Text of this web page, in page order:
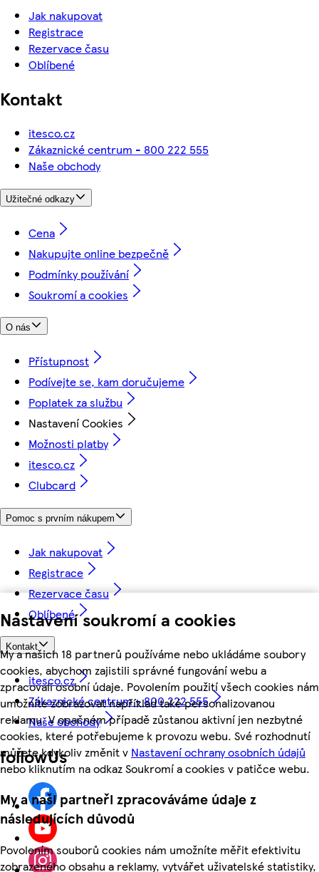
Nastavení soukromí a cookies
My a našich 18 partnerů používáme nebo ukládáme soubory
cookies, abychom zajistili správné fungování webu a
zpracovali osobní údaje. Povolením použití všech cookies nám
umožníte zobrazovat například také personalizovanou
reklamu. V opačném případě zůstanou aktivní jen nezbytné
cookies, které potřebujeme k provozu webu. Své rozhodnutí
můžete kdykoliv změnit v Nastavení ochrany osobních údajů
nebo kliknutím na odkaz Soukromí a cookies v patičce webu.
My a naši partneři zpracováváme údaje z
následujících důvodů
Povolením souborů cookies nám umožníte měřit efektivitu
zobrazeného obsahu a reklamy, vytvářet uživatelské statistiky,
Jak nakupovat
Registrace
Rezervace času
Oblíbené
Kontakt
itesco.cz
Zákaznické centrum - 800 222 555
Naše obchody
Užitečné odkazy
Cena
Nakupujte online bezpečně
Podmínky používání
Soukromí a cookies
O nás
Přístupnost
Podívejte se, kam doručujeme
Poplatek za službu
Nastavení Cookies
Možnosti platby
itesco.cz
Clubcard
Pomoc s prvním nákupem
Jak nakupovat
Registrace
Rezervace času
Oblíbené
Kontakt
itesco.cz
Zákaznické centrum - 800 222 555
Naše obchody
followUs